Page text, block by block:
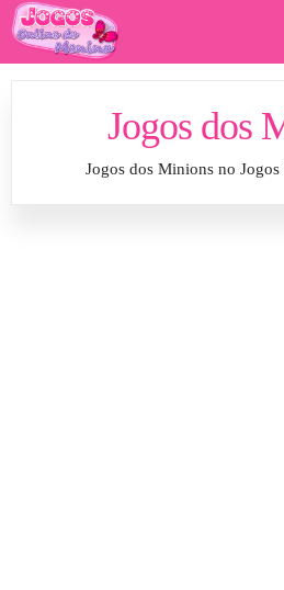
Jogos dos
Jogos dos Minions no